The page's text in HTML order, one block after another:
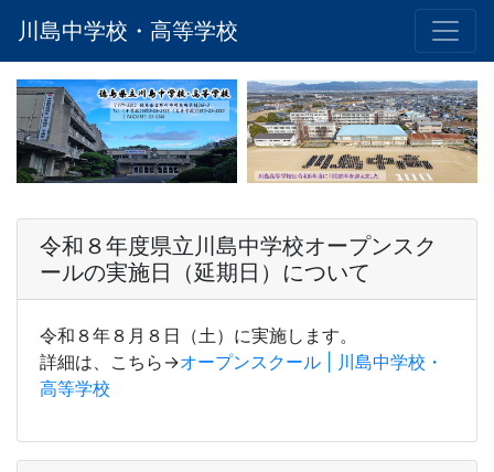
川島中学校・高等学校
令和８年度県立川島中学校オープンスク
ールの実施日（延期日）について
令和８年８月８日（土）に実施します。
詳細は、こちら→オープンスクール | 川島中学校・
高等学校